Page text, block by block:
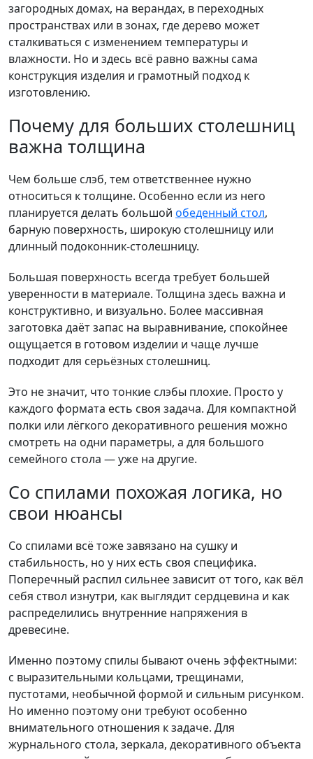
загородных домах, на верандах, в переходных
пространствах или в зонах, где дерево может
сталкиваться с изменением температуры и
влажности. Но и здесь всё равно важны сама
конструкция изделия и грамотный подход к
изготовлению.
Почему для больших столешниц
важна толщина
Чем больше слэб, тем ответственнее нужно
относиться к толщине. Особенно если из него
планируется делать большой обеденный стол,
барную поверхность, широкую столешницу или
длинный подоконник-столешницу.
Большая поверхность всегда требует большей
уверенности в материале. Толщина здесь важна и
конструктивно, и визуально. Более массивная
заготовка даёт запас на выравнивание, спокойнее
ощущается в готовом изделии и чаще лучше
подходит для серьёзных столешниц.
Это не значит, что тонкие слэбы плохие. Просто у
каждого формата есть своя задача. Для компактной
полки или лёгкого декоративного решения можно
смотреть на одни параметры, а для большого
семейного стола — уже на другие.
Со спилами похожая логика, но
свои нюансы
Со спилами всё тоже завязано на сушку и
стабильность, но у них есть своя специфика.
Поперечный распил сильнее зависит от того, как вёл
себя ствол изнутри, как выглядит сердцевина и как
распределились внутренние напряжения в
древесине.
Именно поэтому спилы бывают очень эффектными:
с выразительными кольцами, трещинами,
пустотами, необычной формой и сильным рисунком.
Но именно поэтому они требуют особенно
внимательного отношения к задаче. Для
журнального стола, зеркала, декоративного объекта